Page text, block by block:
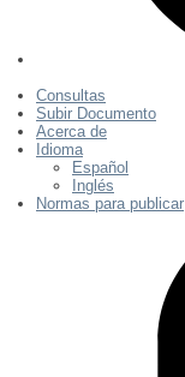
Consultas
Subir Documento
Acerca de
Idioma
Español
Inglés
Normas para publicar